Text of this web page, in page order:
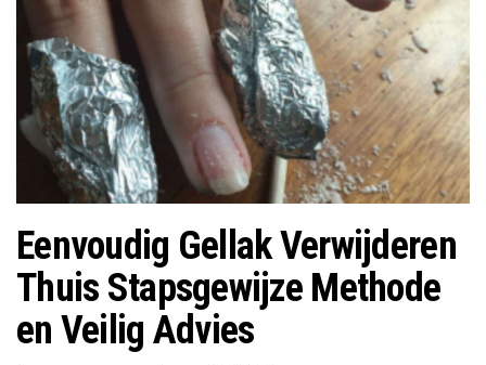
Eenvoudig Gellak Verwijderen
Thuis Stapsgewijze Methode
en Veilig Advies